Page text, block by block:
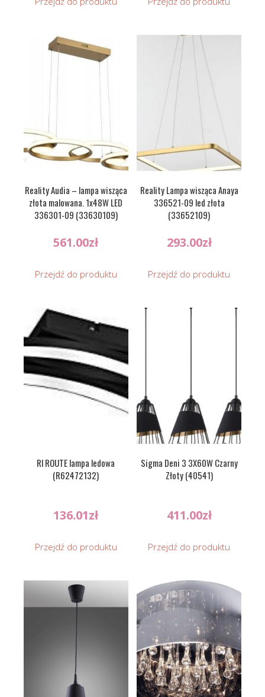
Reality Audia – lampa wisząca
złota malowana. 1x48W LED
336301-09 (33630109)
561.00zł
Przejdź do produktu
Reality Lampa wisząca Anaya
336521-09 led złota
(33652109)
293.00zł
Przejdź do produktu
Rl ROUTE lampa ledowa
(R62472132)
136.01zł
Przejdź do produktu
Sigma Deni 3 3X60W Czarny
Złoty (40541)
411.00zł
Przejdź do produktu